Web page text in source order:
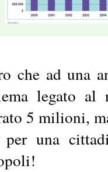
che ad una
legato al
5 milioni,
per una